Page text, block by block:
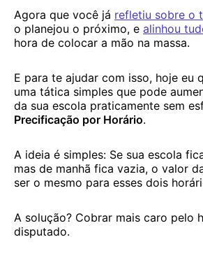
Agora que você já refletiu sobre o
o planejou o próximo, e alinhou
hora de colocar a mão na massa.
E para te ajudar com isso, hoje eu
uma tática simples que pode
da sua escola praticamente sem
Precificação por Horário.
A ideia é simples: Se sua escola
mas de manhã fica vazia, o valor
ser o mesmo para esses dois
A solução? Cobrar mais caro pelo
disputado.